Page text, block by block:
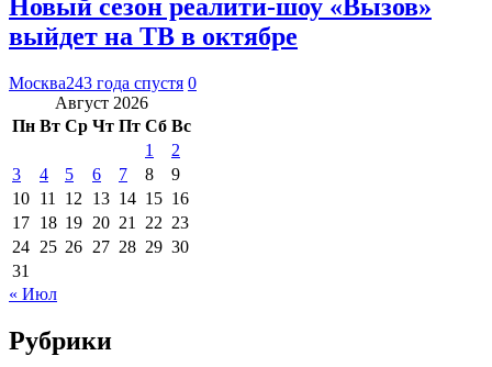
Новый сезон реалити-шоу «Вызов»
выйдет на ТВ в октябре
Москва243 года спустя 0
Август 2026
Пн Вт Ср Чт Пт Сб Вс
1
2
3
4 5 6 7 8
9
10 11 12 13 14 15 16
17 18 19 20 21 22 23
24 25 26 27 28 29 30
31
« Июл
Рубрики